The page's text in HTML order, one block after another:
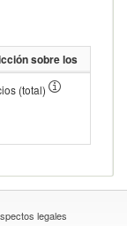
sobre los
(total)
legales